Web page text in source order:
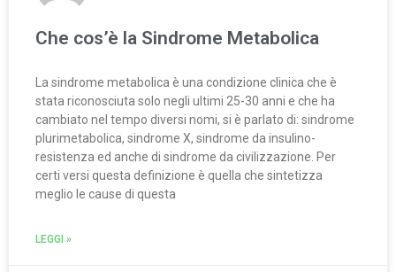
Che cos’è la Sindrome Metabolica
La sindrome metabolica è una condizione clinica che è
stata riconosciuta solo negli ultimi 25-30 anni e che ha
cambiato nel tempo diversi nomi, si è parlato di: sindrome
plurimetabolica, sindrome X, sindrome da insulino-
resistenza ed anche di sindrome da civilizzazione. Per
certi versi questa definizione è quella che sintetizza
meglio le cause di questa
LEGGI »